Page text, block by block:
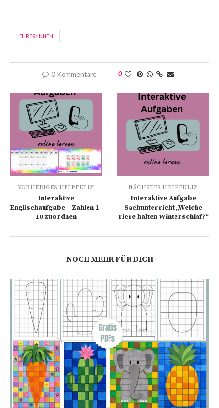
LEHRER:INNEN
0 Kommentare 0
VORHERIGES HELPFULLY
Interaktive
Englischaufgabe – Zahlen 1-
10 zuordnen
NÄCHSTES HELPFULLY
Interaktive Aufgabe
Sachunterricht „Welche
Tiere halten Winterschlaf?“
NOCH MEHR FÜR DICH